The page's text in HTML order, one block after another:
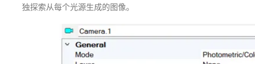
独探索从每个光源生成的图像。